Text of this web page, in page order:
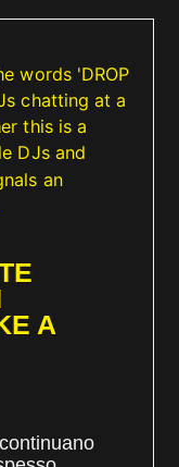
A